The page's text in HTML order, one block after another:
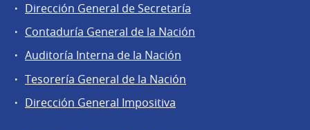
Dirección General de Secretaría
Contaduría General de la Nación
Auditoría Interna de la Nación
Tesorería General de la Nación
Dirección General Impositiva